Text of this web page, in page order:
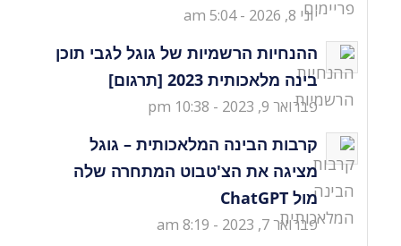
יוני 8, 2026 - 5:04 am
ההנחיות הרשמיות של גוגל לגבי תוכן
בינה מלאכותית 2023 [תרגום]
פברואר 9, 2023 - 10:38 pm
קרבות הבינה המלאכותית – גוגל
מציגה את הצ'טבוט המתחרה שלה
מול ChatGPT
פברואר 7, 2023 - 8:19 am